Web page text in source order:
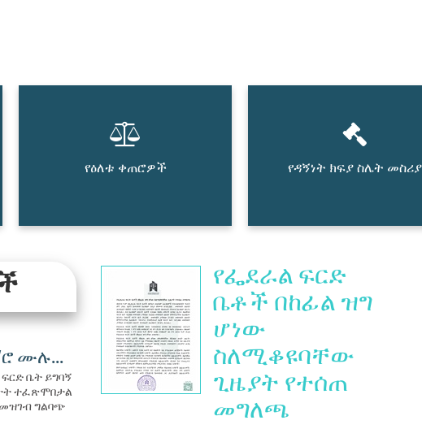
የዕለቱ ቀጠሮዎች የዳኝነት ክፍያ ስሌት መስሪያ
ሮ ሙሉ...
ቤት ይግባኝ
ተፈጽሞበታል
ግልባጭ
የፌደራል ፍርድ
ቤቶች በከፊል ዝግ
ሆነው
ስለሚቆዩባቸው
ጊዜያት የተሰጠ
መግለጫ